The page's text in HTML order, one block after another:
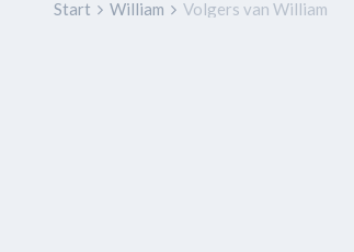
Start William Volgers van William